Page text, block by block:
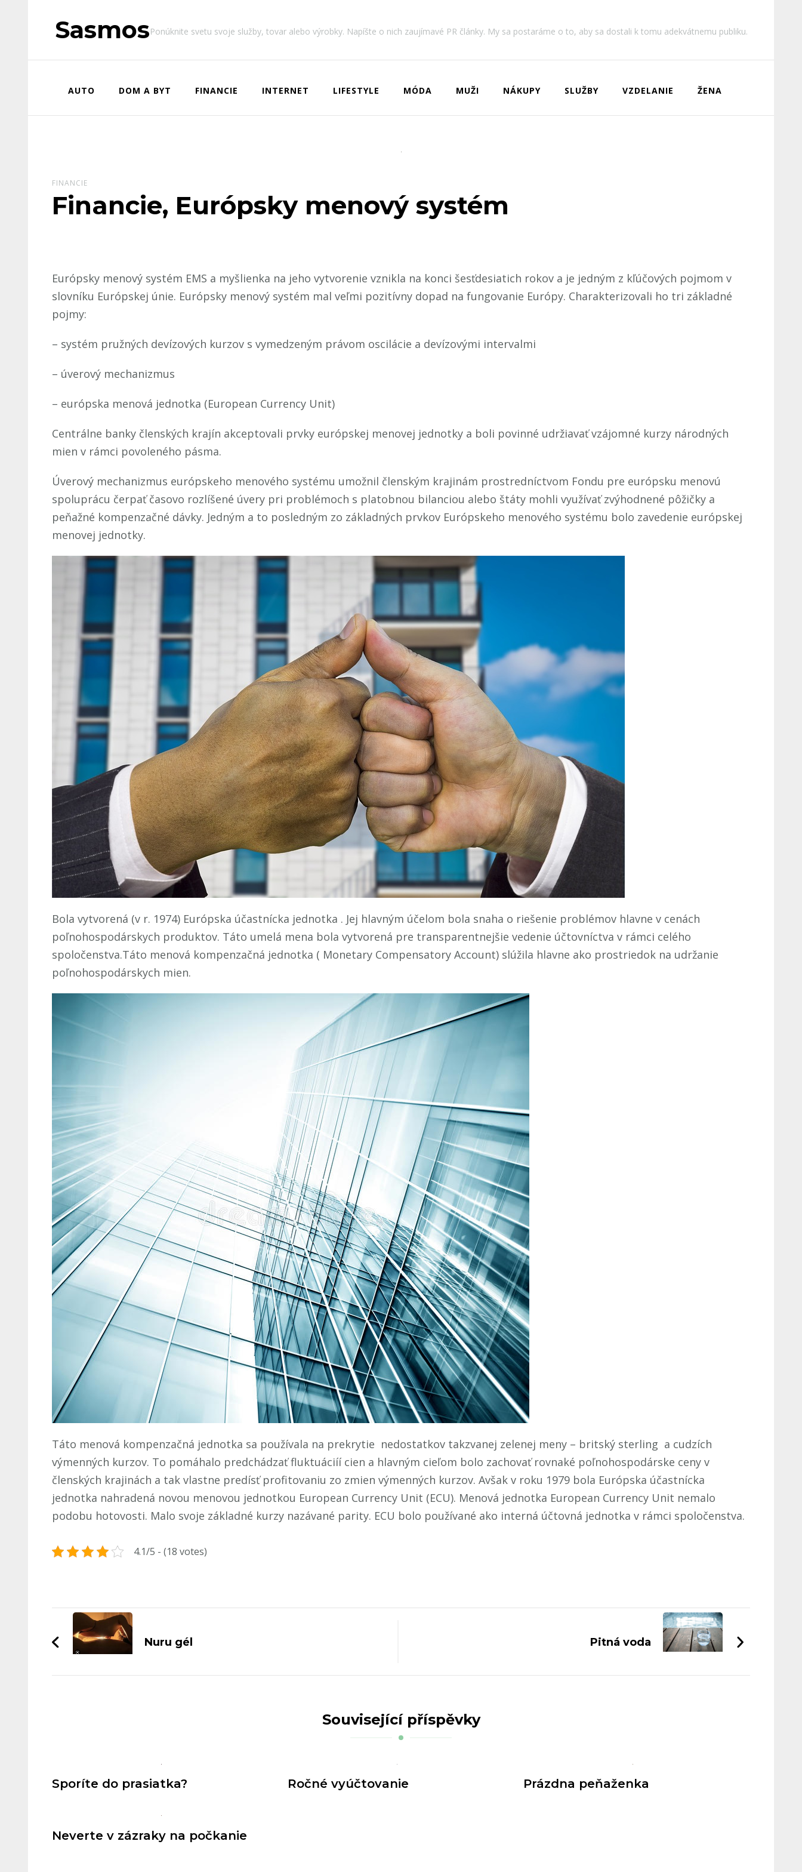
SasmosPonúknite svetu svoje služby, tovar alebo výrobky. Napíšte o nich zaujímavé PR články. My sa postaráme o to, aby sa dostali k tomu adekvátnemu publiku.
AUTO DOM A BYT FINANCIE INTERNET LIFESTYLE MÓDA MUŽI NÁKUPY SLUŽBY VZDELANIE ŽENA
FINANCIE
Financie, Európsky menový systém
Európsky menový systém EMS a myšlienka na jeho vytvorenie vznikla na konci šesťdesiatich rokov a je jedným z kľúčových pojmom v
slovníku Európskej únie. Európsky menový systém mal veľmi pozitívny dopad na fungovanie Európy. Charakterizovali ho tri základné
pojmy:
– systém pružných devízových kurzov s vymedzeným právom oscilácie a devízovými intervalmi
– úverový mechanizmus
– európska menová jednotka (European Currency Unit)
Centrálne banky členských krajín akceptovali prvky európskej menovej jednotky a boli povinné udržiavať vzájomné kurzy národných
mien v rámci povoleného pásma.
Úverový mechanizmus európskeho menového systému umožnil členským krajinám prostredníctvom Fondu pre európsku menovú
spoluprácu čerpať časovo rozlíšené úvery pri problémoch s platobnou bilanciou alebo štáty mohli využívať zvýhodnené pôžičky a
peňažné kompenzačné dávky. Jedným a to posledným zo základných prvkov Európskeho menového systému bolo zavedenie európskej
menovej jednotky.
Bola vytvorená (v r. 1974) Európska účastnícka jednotka . Jej hlavným účelom bola snaha o riešenie problémov hlavne v cenách
poľnohospodárskych produktov. Táto umelá mena bola vytvorená pre transparentnejšie vedenie účtovníctva v rámci celého
spoločenstva.Táto menová kompenzačná jednotka ( Monetary Compensatory Account) slúžila hlavne ako prostriedok na udržanie
poľnohospodárskych mien.
Táto menová kompenzačná jednotka sa používala na prekrytie nedostatkov takzvanej zelenej meny – britský sterling a cudzích
výmenných kurzov. To pomáhalo predchádzať fluktuáciíí cien a hlavným cieľom bolo zachovať rovnaké poľnohospodárske ceny v
členských krajinách a tak vlastne predísť profitovaniu zo zmien výmenných kurzov. Avšak v roku 1979 bola Európska účastnícka
jednotka nahradená novou menovou jednotkou European Currency Unit (ECU). Menová jednotka European Currency Unit nemalo
podobu hotovosti. Malo svoje základné kurzy nazávané parity. ECU bolo používané ako interná účtovná jednotka v rámci spoločenstva.
4.1/5 - (18 votes)
Navigace
příspěvkuNuru gél Pitná voda
Související příspěvky
Sporíte do prasiatka? Ročné vyúčtovanie Prázdna peňaženka
Neverte v zázraky na počkanie